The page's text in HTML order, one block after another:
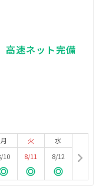
高速ネット完備
月
10
火
8/11
水
8/12